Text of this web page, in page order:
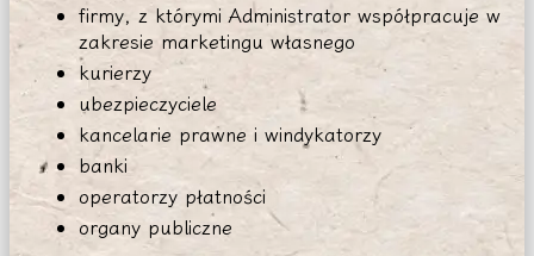
firmy, z którymi Administrator współpracuje w
zakresie marketingu własnego
kurierzy
ubezpieczyciele
kancelarie prawne i windykatorzy
banki
operatorzy płatności
organy publiczne